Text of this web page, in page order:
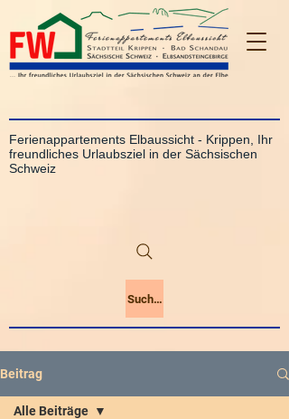
Ferienappartements Elbaussicht - Krippen, Ihr
freundliches Urlaubsziel in der Sächsischen
Schweiz
Suchen
Beitrag
Alle Beiträge